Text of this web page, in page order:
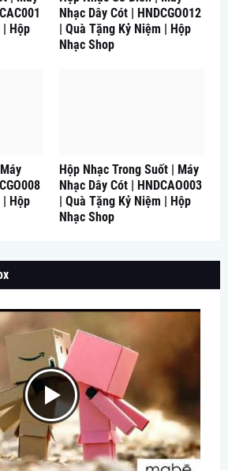
| Hộp
Nhạc Dây Cót | HNDCGO012
| Quà Tặng Kỷ Niệm | Hộp
Nhạc Shop
| Hộp
Hộp Nhạc Trong Suốt | Máy
Nhạc Dây Cót | HNDCAO003
| Quà Tặng Kỷ Niệm | Hộp
Nhạc Shop